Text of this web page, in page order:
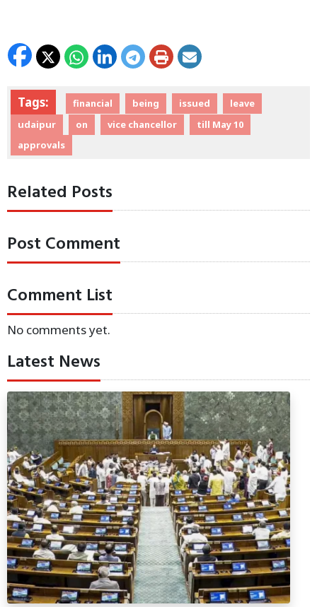
Tags: financial being issued
leave
udaipur
on vice chancellor
till May 10
approvals
Related Posts
Post Comment
Comment List
No comments yet.
Latest News